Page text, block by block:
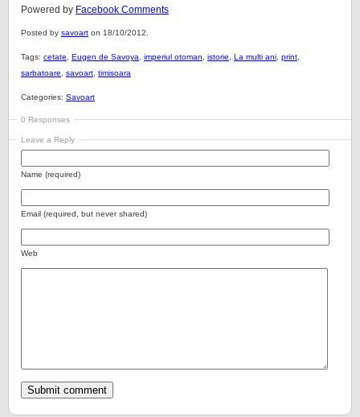
Powered by Facebook Comments
Posted by savoart on 18/10/2012.
Tags: cetate Eugen de Savoya imperiul otoman istorie La multi ani print
sarbatoare
savoart timisoara
Categories: Savoart
0 Responses
Leave a Reply
Name (required)
Email (required, but never shared)
Web